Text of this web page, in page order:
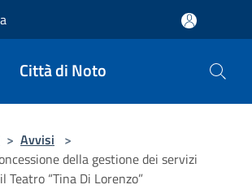
Città di Noto
> Avvisi >
della gestione dei servizi
Teatro “Tina Di Lorenzo”